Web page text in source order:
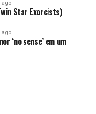
ago
Star Exorcists)
ago
‘no sense’ em um